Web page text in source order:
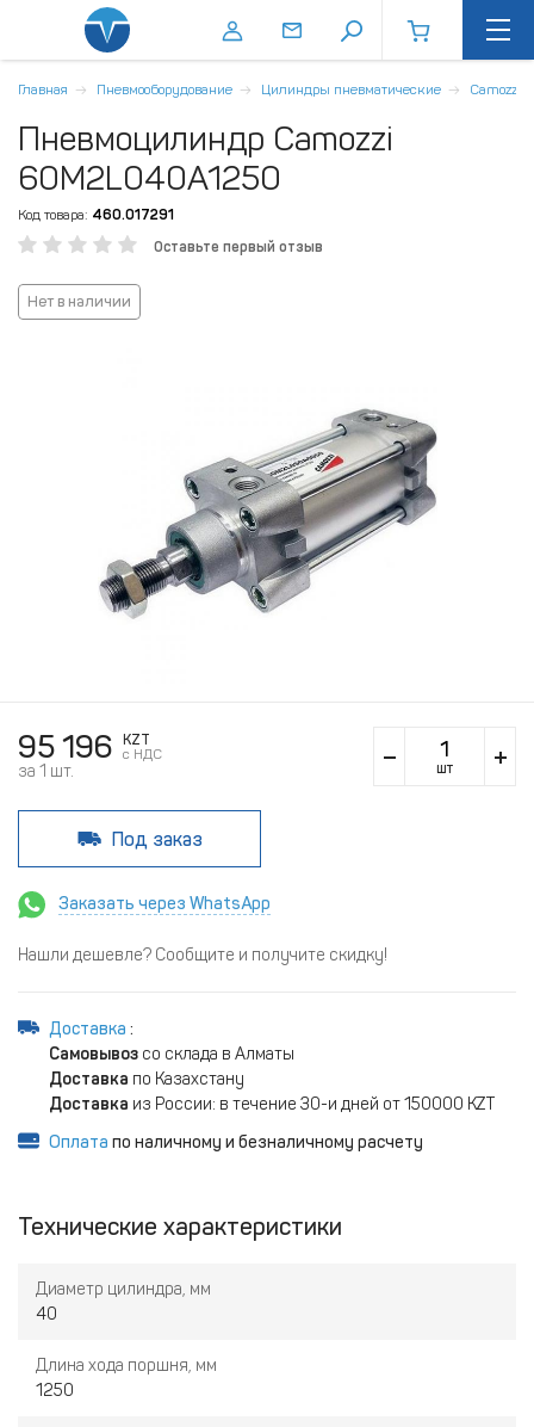
Главная Пневмооборудование Цилиндры пневматические Camozzi
Пневмоцилиндр Camozzi
60M2L040A1250
Код товара: 460.017291
Оставьте первый отзыв
Нет в наличии
95 196
KZT
c НДС
за 1 шт. шт
Под заказ
Заказать через WhatsApp
Нашли дешевле? Сообщите и получите скидку!
Доставка :
Самовывоз со склада в Алматы
Доставка по Казахстану
Доставка из России: в течение 30-и дней от 150000 KZT
Оплата по наличному и безналичному расчету
Технические характеристики
Диаметр цилиндра, мм
40
Длина хода поршня, мм
1250